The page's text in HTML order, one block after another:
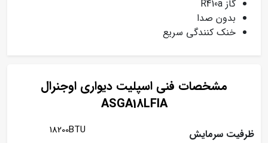
گاز R410a
بدون صدا
خنک کنندگی سریع
مشخصات فنی اسپلیت دیواری اوجنرال
ASGA18LFIA
ظرفیت سرمایش 18200BTU